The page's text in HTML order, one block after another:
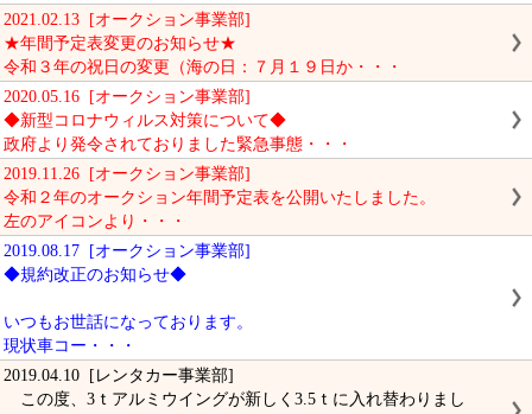
2021.02.13 [オークション事業部]
★年間予定表変更のお知らせ★
令和３年の祝日の変更（海の日：７月１９日か・・・
2020.05.16 [オークション事業部]
◆新型コロナウィルス対策について◆
政府より発令されておりました緊急事態・・・
2019.11.26 [オークション事業部]
令和２年のオークション年間予定表を公開いたしました。
左のアイコンより・・・
2019.08.17 [オークション事業部]
◆規約改正のお知らせ◆
いつもお世話になっております。
現状車コー・・・
2019.04.10 [レンタカー事業部]
この度、3ｔアルミウイングが新しく3.5ｔに入れ替わりまし